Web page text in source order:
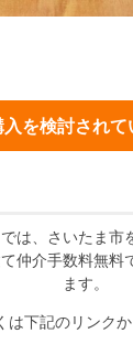
を検討されて
は、さいたま市
仲介手数料無料
ます。
は下記のリンクか